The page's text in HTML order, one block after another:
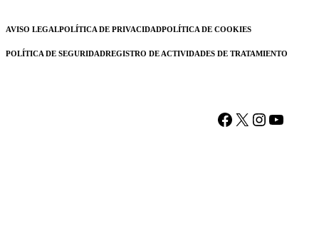
AVISO LEGALPOLÍTICA DE PRIVACIDADPOLÍTICA DE COOKIES
POLÍTICA DE SEGURIDADREGISTRO DE ACTIVIDADES DE TRATAMIENTO
Facebook
X Instagram